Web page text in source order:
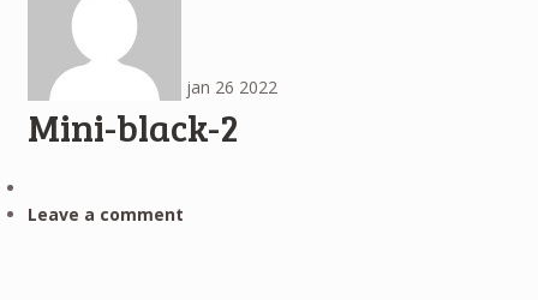
jan 26 2022
Mini-black-2
Leave a comment